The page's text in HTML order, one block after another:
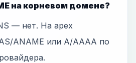
на корневом домене?
— нет. На apex
ANAME или A/AAAA по